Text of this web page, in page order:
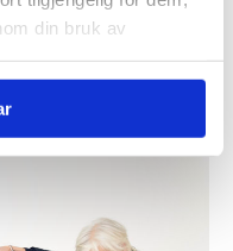
din bruk av